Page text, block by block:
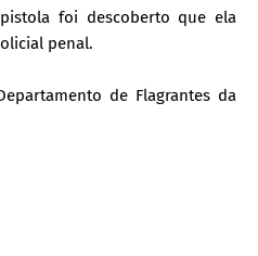
foi descoberto que ela
penal.
de Flagrantes da